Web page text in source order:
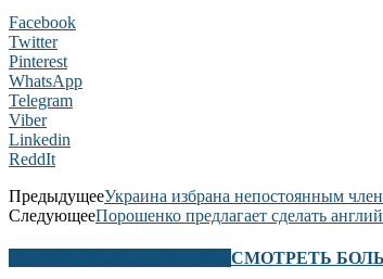
Facebook
Twitter
Pinterest
WhatsApp
Telegram
Viber
Linkedin
ReddIt
ПредыдущееУкраина избрана непостоянным
СледующееПорошенко предлагает сделать
СМОТРЕТЬ